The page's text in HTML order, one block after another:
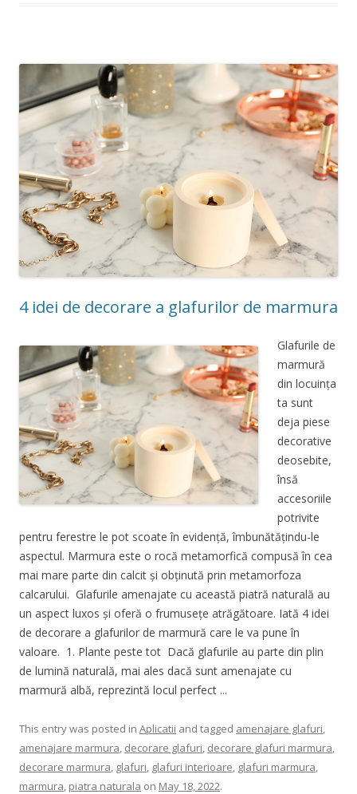
4 idei de decorare a glafurilor de marmura
Glafurile de
marmură
din locuința
ta sunt
deja piese
decorative
deosebite,
însă
accesoriile
potrivite
pentru ferestre le pot scoate în evidență, îmbunătățindu-le
aspectul. Marmura este o rocă metamorfică compusă în cea
mai mare parte din calcit și obținută prin metamorfoza
calcarului. Glafurile amenajate cu această piatră naturală au
un aspect luxos și oferă o frumusețe atrăgătoare. Iată 4 idei
de decorare a glafurilor de marmură care le va pune în
valoare. 1. Plante peste tot Dacă glafurile au parte din plin
de lumină naturală, mai ales dacă sunt amenajate cu
marmură albă, reprezintă locul perfect ...
This entry was posted in Aplicatii and tagged amenajare glafuri
amenajare marmura decorare glafuri decorare glafuri marmura
decorare marmura glafuri glafuri interioare glafuri marmura
marmura piatra naturala on May 18, 2022.